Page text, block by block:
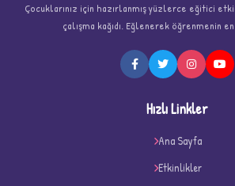
★
Çocuklarınız için hazırlanmış yüzlerce eğitici
çalışma kağıdı. Eğlenerek öğrenmenin
Hızlı Linkler
Ana Sayfa
Etkinlikler